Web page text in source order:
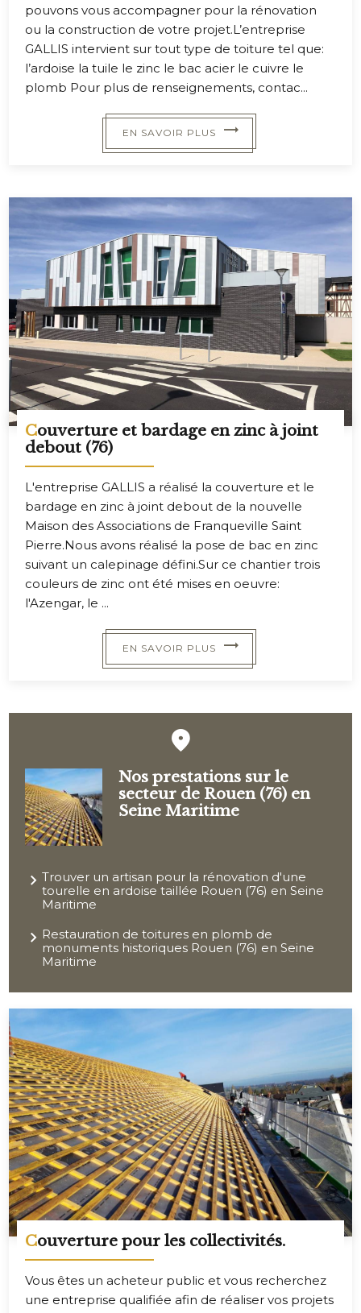
pouvons vous accompagner pour la rénovation
ou la construction de votre projet.L’entreprise
GALLIS intervient sur tout type de toiture tel que:
l’ardoise la tuile le zinc le bac acier le cuivre le
plomb Pour plus de renseignements, contac...
EN SAVOIR PLUS
Couverture et bardage en zinc à joint
debout (76)
L'entreprise GALLIS a réalisé la couverture et le
bardage en zinc à joint debout de la nouvelle
Maison des Associations de Franqueville Saint
Pierre.Nous avons réalisé la pose de bac en zinc
suivant un calepinage défini.Sur ce chantier trois
couleurs de zinc ont été mises en oeuvre:
l'Azengar, le ...
EN SAVOIR PLUS
Nos prestations sur le
secteur de Rouen (76) en
Seine Maritime
Trouver un artisan pour la rénovation d'une
tourelle en ardoise taillée Rouen (76) en Seine
Maritime
Restauration de toitures en plomb de
monuments historiques Rouen (76) en Seine
Maritime
Couverture pour les collectivités.
Vous êtes un acheteur public et vous recherchez
une entreprise qualifiée afin de réaliser vos projets